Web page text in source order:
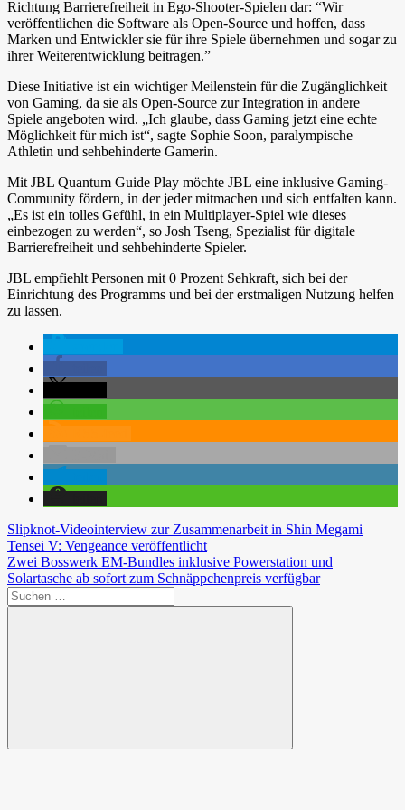
Richtung Barrierefreiheit in Ego-Shooter-Spielen dar: “Wir
veröffentlichen die Software als Open-Source und hoffen, dass
Marken und Entwickler sie für ihre Spiele übernehmen und sogar zu
ihrer Weiterentwicklung beitragen.”
Diese Initiative ist ein wichtiger Meilenstein für die Zugänglichkeit
von Gaming, da sie als Open-Source zur Integration in andere
Spiele angeboten wird. „Ich glaube, dass Gaming jetzt eine echte
Möglichkeit für mich ist“, sagte Sophie Soon, paralympische
Athletin und sehbehinderte Gamerin.
Mit JBL Quantum Guide Play möchte JBL eine inklusive Gaming-
Community fördern, in der jeder mitmachen und sich entfalten kann.
„Es ist ein tolles Gefühl, in ein Multiplayer-Spiel wie dieses
einbezogen zu werden“, so Josh Tseng, Spezialist für digitale
Barrierefreiheit und sehbehinderte Spieler.
JBL empfiehlt Personen mit 0 Prozent Sehkraft, sich bei der
Einrichtung des Programms und bei der erstmaligen Nutzung helfen
zu lassen.
Beitragsnavigation
Vorheriger
Beitrag:
Slipknot-Videointerview zur Zusammenarbeit in Shin Megami
Tensei V: Vengeance veröffentlicht
Nächster
Beitrag:
Zwei Bosswerk EM-Bundles inklusive Powerstation und
Solartasche ab sofort zum Schnäppchenpreis verfügbar
Suchen
nach:
Suchen